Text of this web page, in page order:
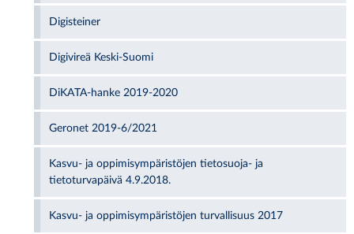
Digisteiner
Digivireä Keski-Suomi
DiKATA-hanke 2019-2020
Geronet 2019-6/2021
Kasvu- ja oppimisympäristöjen tietosuoja- ja
tietoturvapäivä 4.9.2018.
Kasvu- ja oppimisympäristöjen turvallisuus 2017